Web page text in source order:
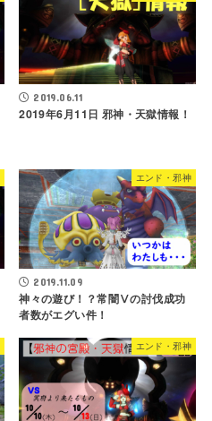
2019.06.11
2019年6月11日 邪神・天獄情報！
エンド・邪神
2019.11.09
神々の遊び！？常闇Ⅴの討伐成功
者数がエグい件！
エンド・邪神